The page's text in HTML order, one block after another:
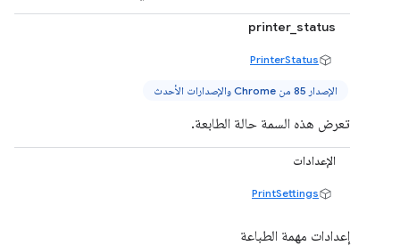
printer_status
PrinterStatus
الإصدار 85 من Chrome والإصدارات الأحدث
تعرض هذه السمة حالة الطابعة.
الإعدادات
PrintSettings
إعدادات مهمة الطباعة